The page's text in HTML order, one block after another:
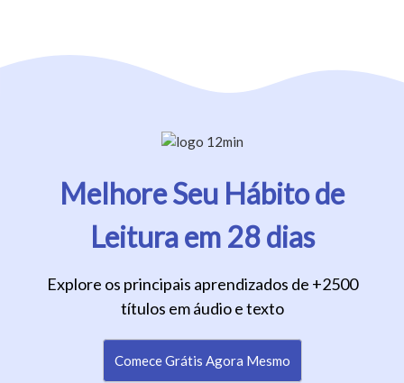
Melhore Seu Hábito de
Leitura em 28 dias
Explore os principais aprendizados de +2500
títulos em áudio e texto
Comece Grátis Agora Mesmo